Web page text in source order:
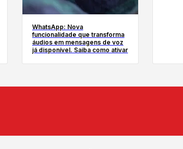
WhatsApp: Nova
funcionalidade que transforma
áudios em mensagens de voz
já disponível. Saiba como ativar